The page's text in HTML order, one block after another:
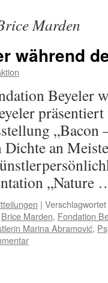
Marden
während
Beyeler
an
|
Brice Marden, Fondation
Marina Abramović,